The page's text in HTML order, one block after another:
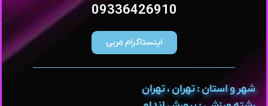
09336426910
اینستاگرام مربی
شهر و استان : تهران ، تهران